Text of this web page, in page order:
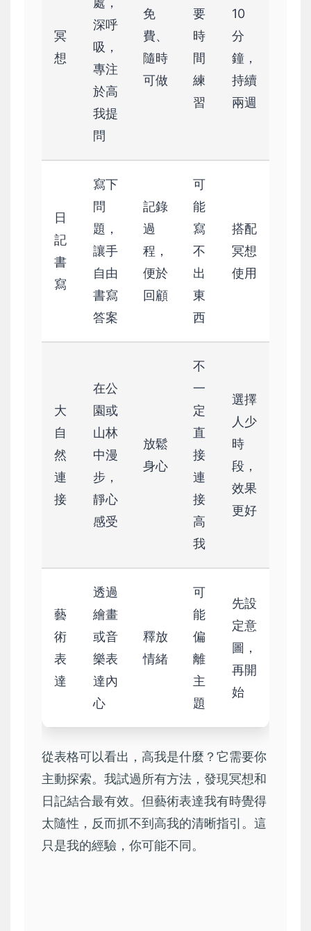
冥
想
深呼
吸，
專注
於高
我提
問
免
費、
隨時
可做
要
時
間
練
習
10
分
鐘，
持續
兩週
日
記
書
寫
寫下
問
題，
讓手
自由
書寫
答案
記錄
過
程，
便於
回顧
可
能
寫
不
出
東
西
搭配
冥想
使用
大
自
然
連
接
在公
園或
山林
中漫
步，
靜心
感受
放鬆
身心
不
一
定
直
接
連
接
高
我
選擇
人少
時
段，
效果
更好
藝
術
表
達
透過
繪畫
或音
樂表
達內
心
釋放
情緒
可
能
偏
離
主
題
先設
定意
圖，
再開
始
從表格可以看出，高我是什麼？它需要你
主動探索。我試過所有方法，發現冥想和
日記結合最有效。但藝術表達我有時覺得
太隨性，反而抓不到高我的清晰指引。這
只是我的經驗，你可能不同。